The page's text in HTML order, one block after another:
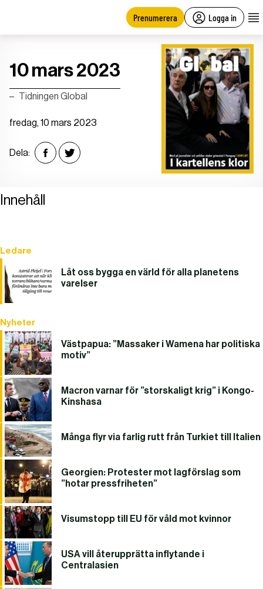
Prenumerera Logga in
10 mars 2023
Tidningen Global
fredag, 10 mars 2023
Dela:
Innehåll
Ledare
Låt oss bygga en värld för alla planetens
varelser
Nyheter
Västpapua: ”Massaker i Wamena har politiska
motiv”
Macron varnar för ”storskaligt krig” i Kongo-
Kinshasa
Många flyr via farlig rutt från Turkiet till Italien
Georgien: Protester mot lagförslag som
”hotar pressfriheten”
Visumstopp till EU för våld mot kvinnor
USA vill återupprätta inflytande i
Centralasien